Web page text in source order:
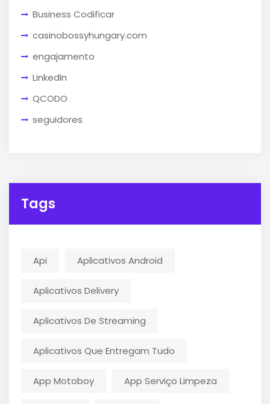
Business Codificar
casinobossyhungary.com
engajamento
LinkedIn
QCODO
seguidores
Tags
Api Aplicativos Android
Aplicativos Delivery
Aplicativos De Streaming
Aplicativos Que Entregam Tudo
App Motoboy App Serviço Limpeza